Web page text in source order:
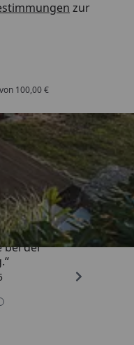
Ja
10 Jahre
zur
100,00 €
bei der